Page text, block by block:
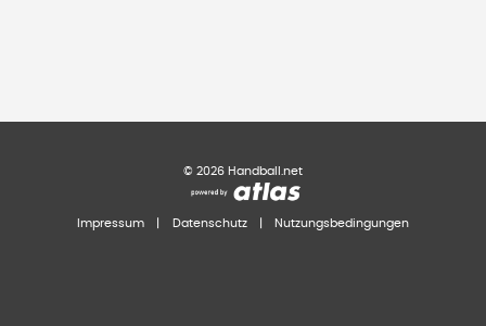
© 2026 Handball.net
Impressum Datenschutz Nutzungsbedingungen